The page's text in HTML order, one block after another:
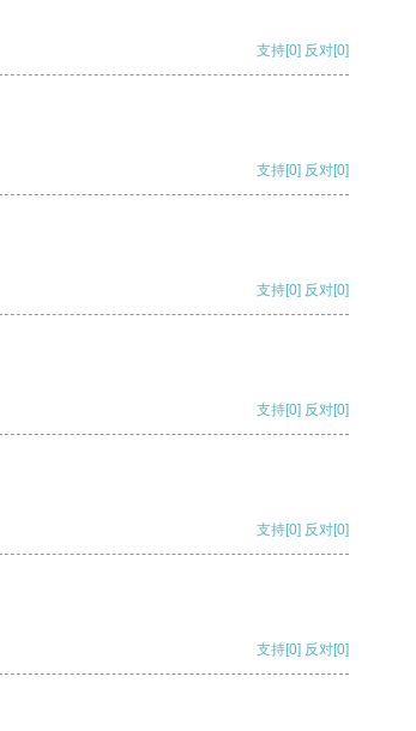
支持[0] 反对[0]
支持[0] 反对[0]
支持[0] 反对[0]
支持[0] 反对[0]
支持[0] 反对[0]
支持[0] 反对[0]